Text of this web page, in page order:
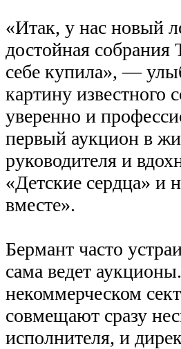
«Итак, у нас новый
достойная собрания
себе купила», —
картину известного
уверенно и
первый аукцион в
руководителя и
«Детские сердца» и
вместе».
Бермант часто
сама ведет
некоммерческом
совмещают сразу
исполнителя, и